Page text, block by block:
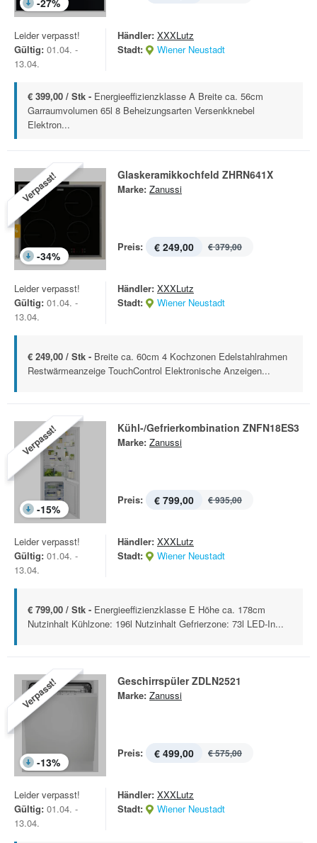
-27%
Leider verpasst!
Gültig: 01.04. -
13.04.
Händler: XXXLutz
Stadt:
Wiener Neustadt
€ 399,00 / Stk - Energieeffizienzklasse A Breite ca. 56cm
Garraumvolumen 65l 8 Beheizungsarten Versenkknebel
Elektron...
Verpasst!
-34%
Glaskeramikkochfeld ZHRN641X
Marke: Zanussi
Preis: € 249,00 € 379,00
Leider verpasst!
Gültig: 01.04. -
13.04.
Händler: XXXLutz
Stadt:
Wiener Neustadt
€ 249,00 / Stk - Breite ca. 60cm 4 Kochzonen Edelstahlrahmen
Restwärmeanzeige TouchControl Elektronische Anzeigen...
Verpasst!
-15%
Kühl-/Gefrierkombination ZNFN18ES3
Marke: Zanussi
Preis: € 799,00 € 935,00
Leider verpasst!
Gültig: 01.04. -
13.04.
Händler: XXXLutz
Stadt:
Wiener Neustadt
€ 799,00 / Stk - Energieeffizienzklasse E Höhe ca. 178cm
Nutzinhalt Kühlzone: 196l Nutzinhalt Gefrierzone: 73l LED-In...
Verpasst!
-13%
Geschirrspüler ZDLN2521
Marke: Zanussi
Preis: € 499,00 € 575,00
Leider verpasst!
Gültig: 01.04. -
13.04.
Händler: XXXLutz
Stadt:
Wiener Neustadt